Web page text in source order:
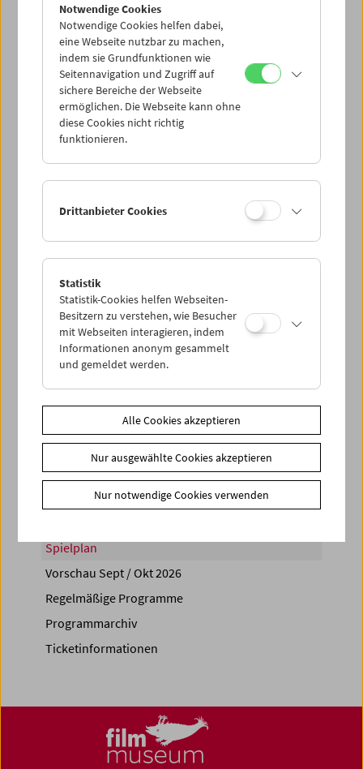
Di 13.3.
Mi 14.3.
Do 15.3.
Sa 17.3.
PROGRAMM ÜBERBLICK
Share on
Spielplan
Vorschau Sept / Okt 2026
Regelmäßige Programme
Programmarchiv
Ticketinformationen
Notwendige Cookies
Notwendige Cookies helfen dabei,
eine Webseite nutzbar zu machen,
indem sie Grundfunktionen wie
Seitennavigation und Zugriff auf
sichere Bereiche der Webseite
ermöglichen. Die Webseite kann ohne
diese Cookies nicht richtig
funktionieren.
Drittanbieter Cookies
Statistik
Statistik-Cookies helfen Webseiten-
Besitzern zu verstehen, wie Besucher
mit Webseiten interagieren, indem
Informationen anonym gesammelt
und gemeldet werden.
Alle Cookies akzeptieren
Nur ausgewählte Cookies akzeptieren
Nur notwendige Cookies verwenden